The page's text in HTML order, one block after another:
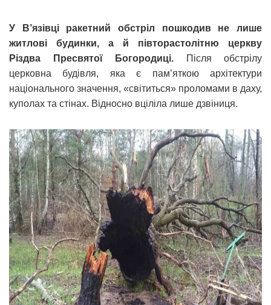
У В’язівці ракетний обстріл пошкодив не лише
житлові будинки, а й півторастолітню церкву
Різдва Пресвятої Богородиці. Після обстрілу
церковна будівля, яка є пам’яткою архітектури
національного значення, «світиться» проломами в даху,
куполах та стінах. Відносно вціліла лише дзвіниця.